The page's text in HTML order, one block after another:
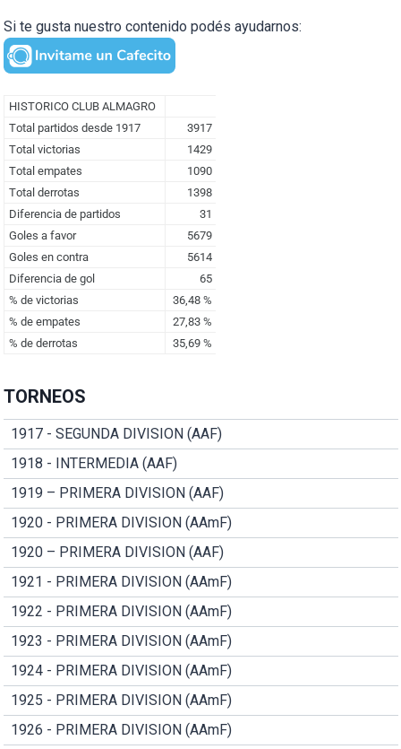
Si te gusta nuestro contenido podés ayudarnos:
TORNEOS
1917 - SEGUNDA DIVISION (AAF)
1918 - INTERMEDIA (AAF)
1919 – PRIMERA DIVISION (AAF)
1920 - PRIMERA DIVISION (AAmF)
1920 – PRIMERA DIVISION (AAF)
1921 - PRIMERA DIVISION (AAmF)
1922 - PRIMERA DIVISION (AAmF)
1923 - PRIMERA DIVISION (AAmF)
1924 - PRIMERA DIVISION (AAmF)
1925 - PRIMERA DIVISION (AAmF)
1926 - PRIMERA DIVISION (AAmF)